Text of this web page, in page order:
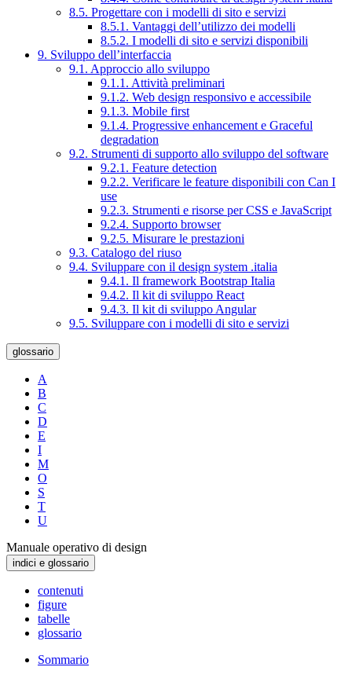
8.5. Progettare con i modelli di sito e servizi
8.5.1. Vantaggi dell’utilizzo dei modelli
8.5.2. I modelli di sito e servizi disponibili
9. Sviluppo dell’interfaccia
9.1. Approccio allo sviluppo
9.1.1. Attività preliminari
9.1.2. Web design responsivo e accessibile
9.1.3. Mobile first
9.1.4. Progressive enhancement e Graceful
degradation
9.2. Strumenti di supporto allo sviluppo del software
9.2.1. Feature detection
9.2.2. Verificare le feature disponibili con Can I
use
9.2.3. Strumenti e risorse per CSS e JavaScript
9.2.4. Supporto browser
9.2.5. Misurare le prestazioni
9.3. Catalogo del riuso
9.4. Sviluppare con il design system .italia
9.4.1. Il framework Bootstrap Italia
9.4.2. Il kit di sviluppo React
9.4.3. Il kit di sviluppo Angular
9.5. Sviluppare con i modelli di sito e servizi
glossario
A
B
C
D
E
I
M
O
S
T
U
Manuale operativo di design
indici e glossario
contenuti
figure
tabelle
glossario
Sommario